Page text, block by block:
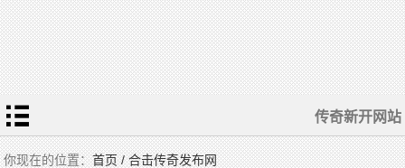
传奇新开网站
你现在的位置：首页 / 合击传奇发布网